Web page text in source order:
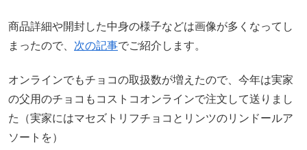
商品詳細や開封した中身の様子などは画像が多くなってし
まったので、 次の記事でご紹介します。
オンラインでもチョコの取扱数が増えたので、今年は実家
の父用のチョコもコストコオンラインで注文して送りまし
た（実家にはマセズトリフチョコとリンツのリンドールア
ソートを）